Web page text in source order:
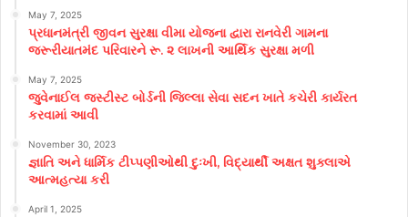
May 7, 2025
પ્રધાનમંત્રી જીવન સુરક્ષા વીમા યોજના દ્વારા રાનવેરી ગામના
જરૂરીયાતમંદ પરિવારને રૂ. ૨ લાખની આર્થિક સુરક્ષા મળી
May 7, 2025
જુવેનાઈલ જસ્ટીસ્ટ બોર્ડની જિલ્લા સેવા સદન ખાતે કચેરી કાર્યરત
કરવામાં આવી
November 30, 2023
જ્ઞાતિ અને ધાર્મિક ટીપ્પણીઓથી દુઃખી, વિદ્યાર્થી અક્ષત શુક્લાએ
આત્મહત્યા કરી
April 1, 2025